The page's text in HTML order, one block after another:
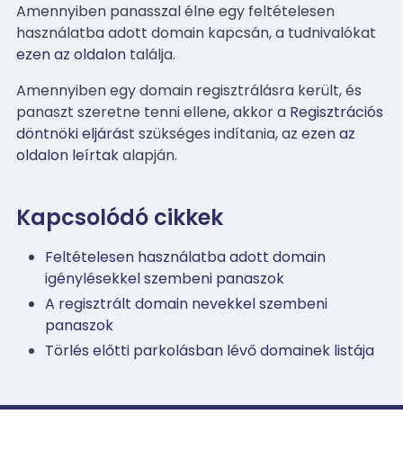
Amennyiben panasszal élne egy feltételesen
használatba adott domain kapcsán, a tudnivalókat
ezen az oldalon találja.
Amennyiben egy domain regisztrálásra került, és
panaszt szeretne tenni ellene, akkor a Regisztrációs
döntnöki eljárást szükséges indítania, az ezen az
oldalon leírtakalapján.
Kapcsolódó cikkek
Feltételesen használatba adott domain
igénylésekkel szembeni panaszok
A regisztrált domain nevekkel szembeni
panaszok
Törlés előtti parkolásban lévő domainek listája